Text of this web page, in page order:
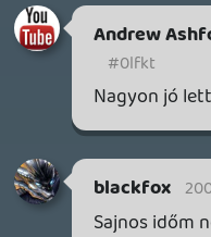
tekintete se
két hím oroszlán
említettem: